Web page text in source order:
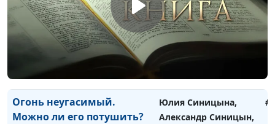
магистр богословия
Дым мучений.
Свидетельство
справедливого суда?
Юлия Синицына,
Александр Синицын,
священнослужитель,
магистр богословия
Огонь неугасимый.
Можно ли его потушить?
Юлия Синицына,
Александр Синицын,